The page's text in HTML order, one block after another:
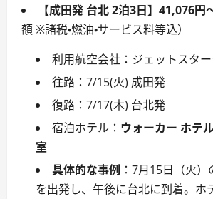
【成田発 台北 2泊3日】41,076円
額 ※諸税・燃油・サービス料等込）
利用航空会社：ジェットスタ
往路：7/15(火) 成田発
復路：7/17(木) 台北発
宿泊ホテル： ウォーカー ホテ
室
具体的な事例 ：7月15日（火
を出発し、午後に台北に到着。ホ